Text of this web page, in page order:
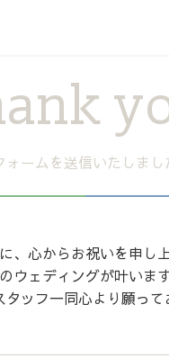
ォームを送信いたしまし
、心からお祝いを申し
ウェディングが叶いま
タッフ一同心より願って